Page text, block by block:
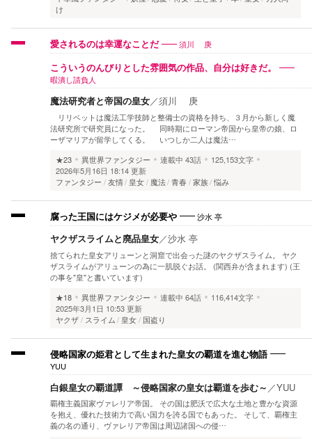
け
愛されるのは幸運なことだ 須川 庚
こういうのんびりとした雰囲気の作品、自分は好きだ。
暇潰し請負人
魔法研究者と帝国の皇女／須川 庚
リリベットは魔法工学技師と整備士の資格を持ち、３月から新しく魔
法研究所で研究員になった。 同時期にローマン帝国から皇帝の娘、ロ
ーザマリアが留学してくる。 いつしか二人は魔法…
★23
異世界ファンタジー 連載中 43話
125,153文字
2026年5月16日 18:14 更新
ファンタジー
友情 皇女 魔法 青春 家族 悩み
腐った王国にはケジメが必要や 沙水 亭
ヤクザスライムと廃品皇女／沙水 亭
捨てられた皇女アリューンと洞窟で出会った謎のヤクザスライム。 ヤク
ザスライムがアリューンの為に一肌脱ぐお話。 (関西弁が含まれます) (王
の事を"皇"と書いています)
★18
異世界ファンタジー 連載中 64話
116,414文字
2025年3月1日 10:53 更新
ヤクザ
スライム 皇女 国盗り
侵略国家の姫君として生まれた皇女の覇道を進む物語
YUU
白銀皇女の覇道譚 ～侵略国家の皇女は覇道を歩む～ ／YUU
覇権主義国家ヴァレリア帝国。 その国は肥沃で広大な土地と豊かな資源
を抱え、優れた技術力で高い国力を誇る国でもあった。 そして、覇権主
義の名の通り、ヴァレリア帝国は周辺諸国への侵…